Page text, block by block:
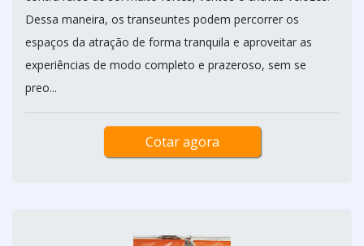
Dessa maneira, os transeuntes podem percorrer os
espaços da atração de forma tranquila e aproveitar as
experiências de modo completo e prazeroso, sem se
preo...
Cotar agora